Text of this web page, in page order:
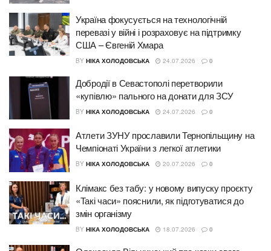
Україна фокусується на технологічній
перевазі у війні і розраховує на підтримку
США – Євгеній Хмара
BY НІКА ХОЛОДОВСЬКА 24.07.2026 0
Добродії в Севастополі перетворили
«купівлю» пального на донати для ЗСУ
BY НІКА ХОЛОДОВСЬКА 24.07.2026 0
Атлети ЗУНУ прославили Тернопільщину на
Чемпіонаті України з легкої атлетики
BY НІКА ХОЛОДОВСЬКА 20.07.2026 0
Клімакс без табу: у новому випуску проєкту
«Такі часи» пояснили, як підготуватися до
змін організму
BY НІКА ХОЛОДОВСЬКА 18.07.2026 0